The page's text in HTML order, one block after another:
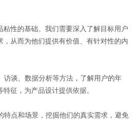
粘性的基础。我们需要深入了解目标用户
，从而为他们提供有价值、有针对性的内
访谈、数据分析等方法，了解用户的年
征，为产品设计提供依据。
特点和场景，挖掘他们的真实需求，避免